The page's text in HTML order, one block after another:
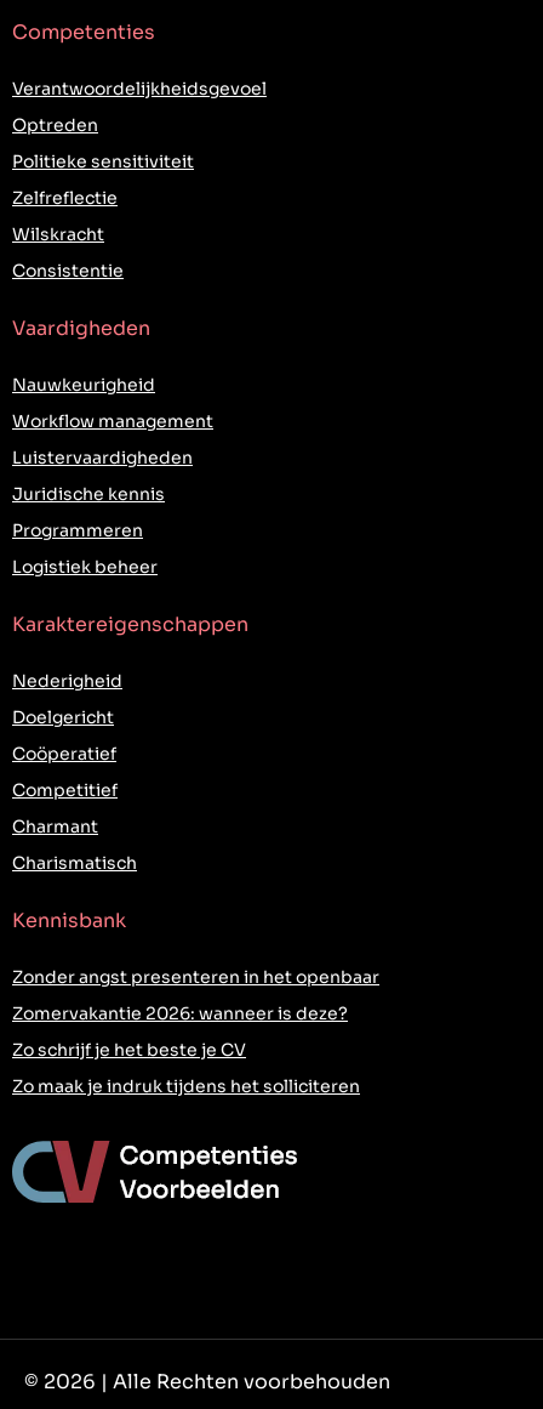
Competenties
Verantwoordelijkheidsgevoel
Optreden
Politieke sensitiviteit
Zelfreflectie
Wilskracht
Consistentie
Vaardigheden
Nauwkeurigheid
Workflow management
Luistervaardigheden
Juridische kennis
Programmeren
Logistiek beheer
Karaktereigenschappen
Nederigheid
Doelgericht
Coöperatief
Competitief
Charmant
Charismatisch
Kennisbank
Zonder angst presenteren in het openbaar
Zomervakantie 2026: wanneer is deze?
Zo schrijf je het beste je CV
Zo maak je indruk tijdens het solliciteren
© 2026 | Alle Rechten voorbehouden